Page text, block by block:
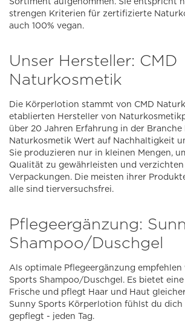
strengen Kriterien für zertifizierte
auch 100% vegan.
Unser Hersteller: CMD
Naturkosmetik
Die Körperlotion stammt von CMD
etablierten Hersteller von
über 20 Jahren Erfahrung in der Branche
Naturkosmetik Wert auf Nachhaltigkeit
Sie produzieren nur in kleinen Mengen,
Qualität zu gewährleisten und
Verpackungen. Die meisten ihrer
alle sind tierversuchsfrei.
Pflegeergänzung:
Shampoo/Duschgel
Als optimale Pflegeergänzung empfehlen
Sports Shampoo/Duschgel. Es bietet
Frische und pflegt Haar und Haut
Sunny Sports Körperlotion fühlst du
gepflegt - jeden Tag.